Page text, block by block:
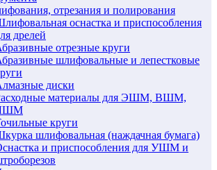
отрезания и полирования
оснастка и приспособления
дрелей
отрезные круги
шлифовальные и лепестковые
диски
материалы для ЭШМ, ВШМ,
круги
шлифовальная (наждачная бумага)
и приспособления для УШМ и